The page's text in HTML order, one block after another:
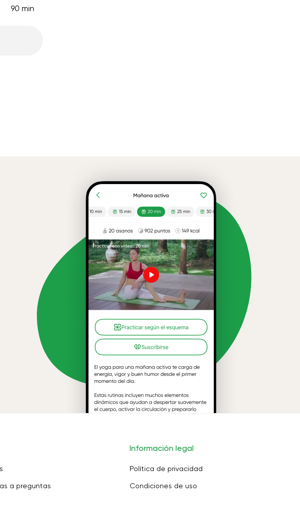
90 min
a preguntas
Información legal
Política de privacidad
Condiciones de uso